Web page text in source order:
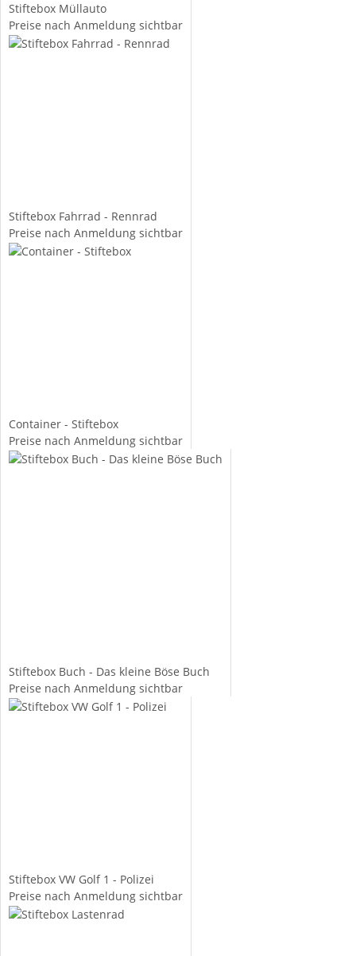
Stiftebox Müllauto
Preise nach Anmeldung sichtbar
Stiftebox Fahrrad - Rennrad
Preise nach Anmeldung sichtbar
Container - Stiftebox
Preise nach Anmeldung sichtbar
Stiftebox Buch - Das kleine Böse Buch
Preise nach Anmeldung sichtbar
Stiftebox VW Golf 1 - Polizei
Preise nach Anmeldung sichtbar